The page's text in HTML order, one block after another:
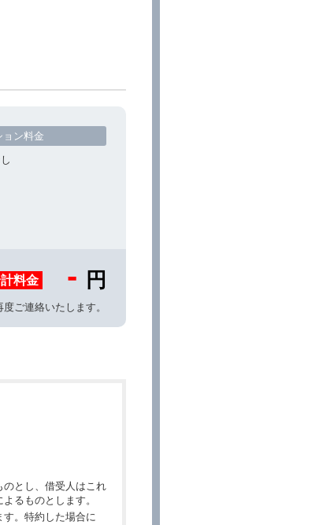
ョン料金
料金 - 円
ご連絡いたします。
とし、借受人はこれ
るものとします。
。特約した場合に